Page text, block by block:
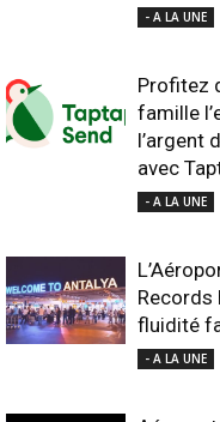
- A LA UNE
Profitez
famille
l’argent
avec
- A LA UNE
fluidité
- A LA UNE